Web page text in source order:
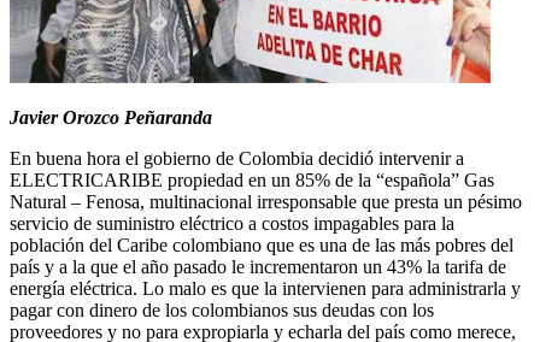
Javier Orozco Peñaranda
En buena hora el gobierno de Colombia decidió intervenir a
ELECTRICARIBE propiedad en un 85% de la “española” Gas
Natural – Fenosa, multinacional irresponsable que presta un pésimo
servicio de suministro eléctrico a costos impagables para la
población del Caribe colombiano que es una de las más pobres del
país y a la que el año pasado le incrementaron un 43% la tarifa de
energía eléctrica. Lo malo es que la intervienen para administrarla y
pagar con dinero de los colombianos sus deudas con los
proveedores y no para expropiarla y echarla del país como merece,